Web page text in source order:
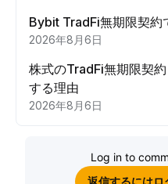
Bybit TradFi無期限契約
2026年8月6日
株式のTradFi無期限契
する理由
2026年8月6日
Log in to
返信するにはロ